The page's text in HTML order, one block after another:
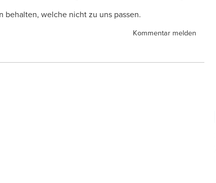
behalten, welche nicht zu uns passen.
Kommentar melden